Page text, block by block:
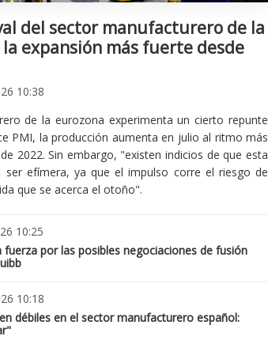
del sector manufacturero de la
expansión más fuerte desde
10:38
de la eurozona experimenta un cierto repunte
PMI, la producción aumenta en julio al ritmo más
2022. Sin embargo, "existen indicios de que esta
ser efímera, ya que el impulso corre el riesgo de
que se acerca el otoño".
10:25
fuerza por las posibles negociaciones de fusión
10:18
débiles en el sector manufacturero español: